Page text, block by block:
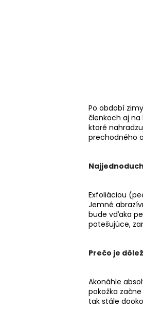
Po období
členkoch aj
ktoré
prechodného
Exfoliáciou
Jemné
bude vďaka
potešujúce,
Prečo je
Akonáhle
pokožka
tak stále